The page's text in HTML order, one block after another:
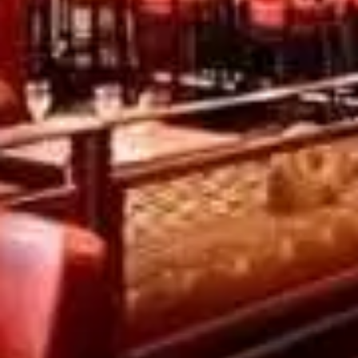
Paramètres de
confidentialité
Afin de faciliter votre navigation et de vous
apporter le meilleur service possible, nous utilisons
des cookies pour améliorer le site aux besoins des
visiteurs, notamment selon la fréquentation.
Nos politique de confidentialité